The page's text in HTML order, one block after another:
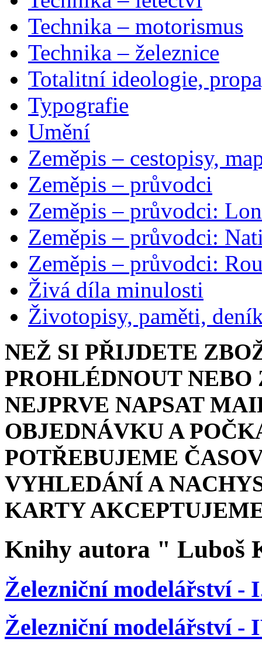
Technika – motorismus
Technika – železnice
Totalitní ideologie,
Typografie
Umění
Zeměpis – cestopisy,
Zeměpis – průvodci
Zeměpis – průvodci:
Zeměpis – průvodci:
Zeměpis – průvodci:
Živá díla minulosti
Životopisy, paměti,
NEŽ SI PŘIJDETE
PROHLÉDNOUT
NEJPRVE NAPSAT
OBJEDNÁVKU A
POTŘEBUJEME
VYHLEDÁNÍ A
KARTY
Knihy autora " Luboš
Železniční modelářství -
Železniční modelářství -